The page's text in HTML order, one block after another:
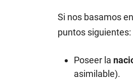
Si nos basamos
puntos siguientes:
Poseer la
asimilable).